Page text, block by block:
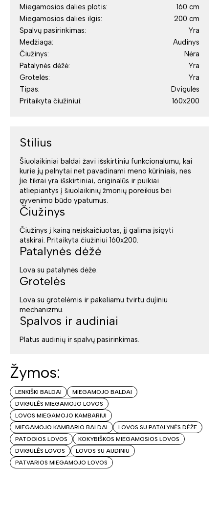
Miegamosios dalies plotis:
160 cm
Miegamosios dalies ilgis:
200 cm
Spalvų pasirinkimas:
Yra
Medžiaga:
Audinys
Čiužinys:
Nėra
Patalynės dėžė:
Yra
Grotelės:
Yra
Tipas:
Dvigulės
Pritaikyta čiužiniui:
160x200
Stilius
Šiuolaikiniai baldai žavi išskirtiniu funkcionalumu, kai
kurie jų pelnytai net pavadinami meno kūriniais, nes
jie tikrai yra išskirtiniai, originalūs ir puikiai
atliepiantys į šiuolaikinių žmonių poreikius bei
gyvenimo būdo ypatumus.
Čiužinys
Čiužinys į kainą neįskaičiuotas, jį galima įsigyti
atskirai. Pritaikyta čiužiniui 160x200.
Patalynės dėžė
Lova su patalynės dėže.
Grotelės
Lova su grotelėmis ir pakeliamu tvirtu dujiniu
mechanizmu.
Spalvos ir audiniai
Platus audinių ir spalvų pasirinkimas.
Žymos:
LENKIŠKI BALDAI
MIEGAMOJO BALDAI
DVIGULĖS MIEGAMOJO LOVOS
LOVOS MIEGAMOJO KAMBARIUI
MIEGAMOJO KAMBARIO BALDAI
LOVOS SU PATALYNĖS DĖŽE
PATOGIOS LOVOS
KOKYBIŠKOS MIEGAMOSIOS LOVOS
DVIGULĖS LOVOS
LOVOS SU AUDINIU
PATVARIOS MIEGAMOJO LOVOS